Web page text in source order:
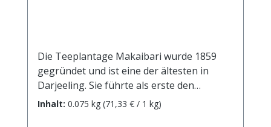
Die Teeplantage Makaibari wurde 1859
gegründet und ist eine der ältesten in
Darjeeling. Sie führte als erste den
biologisch-dynamischen Teeanbau ein und
Inhalt: 0.075 kg (71,33 € / 1 kg)